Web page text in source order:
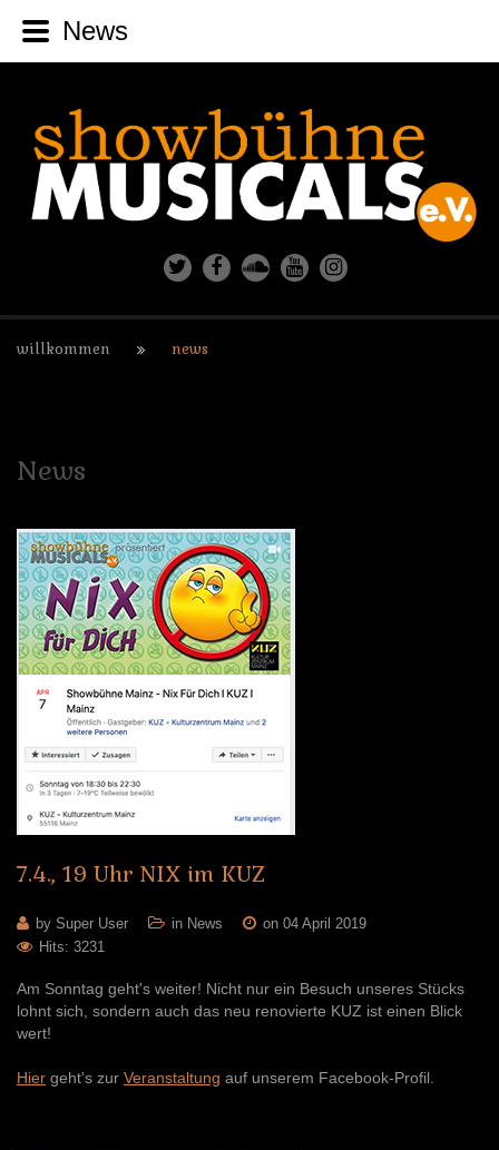
willkommen news
News
7.4., 19 Uhr NIX im KUZ
by Super User in News
on 04 April 2019
Hits: 3231
Am Sonntag geht's weiter! Nicht nur ein Besuch unseres Stücks
lohnt sich, sondern auch das neu renovierte KUZ ist einen Blick
wert!
Hier geht's zur Veranstaltung auf unserem Facebook-Profil.
News